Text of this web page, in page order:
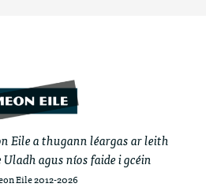
Eile a thugann léargas ar leith
agus níos faide i gcéin
Eile 2012-2026